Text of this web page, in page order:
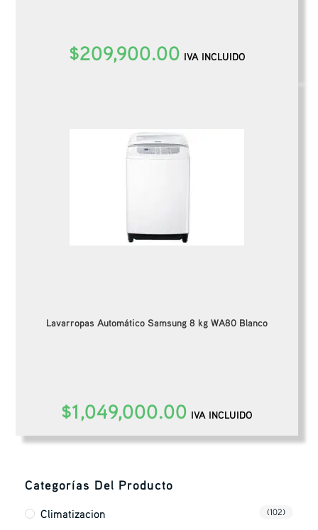
$209,900.00 IVA INCLUIDO
Lavarropas Automático Samsung 8 kg WA80 Blanco
$1,049,000.00 IVA INCLUIDO
Categorías Del Producto
Climatizacion (102)